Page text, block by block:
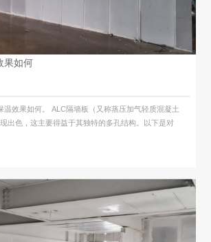
果如何
温效果如何。 ALC隔墙板（又称蒸压加气轻质混凝土
出色，这主要得益于其独特的多孔结构。以下是对